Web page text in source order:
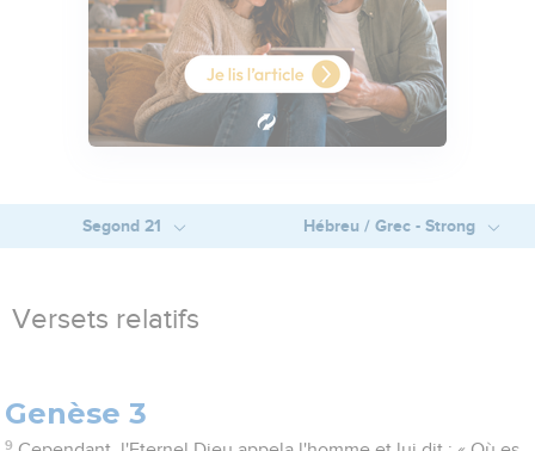
Segond 21 Hébreu / Grec - Strong
Versets relatifs
Genèse 3
9